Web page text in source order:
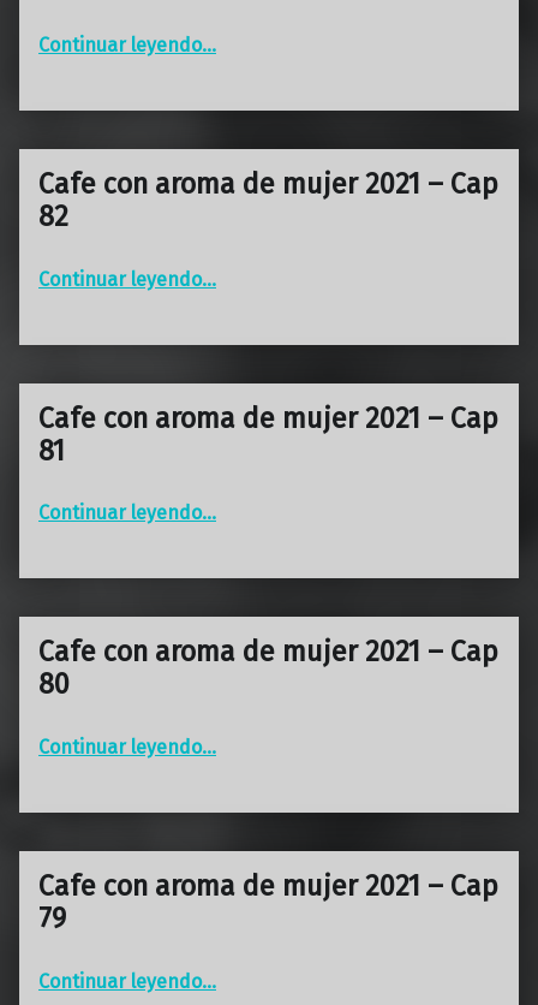
Continuar leyendo“Cafe con aroma de mujer 2021 – Cap 83”
…
Cafe con aroma de mujer 2021 – Cap
82
Continuar leyendo“Cafe con aroma de mujer 2021 – Cap 82”
…
Cafe con aroma de mujer 2021 – Cap
81
Continuar leyendo“Cafe con aroma de mujer 2021 – Cap 81”
…
Cafe con aroma de mujer 2021 – Cap
80
Continuar leyendo“Cafe con aroma de mujer 2021 – Cap 80”
…
Cafe con aroma de mujer 2021 – Cap
79
Continuar leyendo“Cafe con aroma de mujer 2021 – Cap 79”
…